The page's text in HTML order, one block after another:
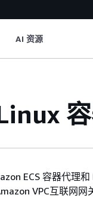
AI 资源
ECS 容器代理
VPC互联网网